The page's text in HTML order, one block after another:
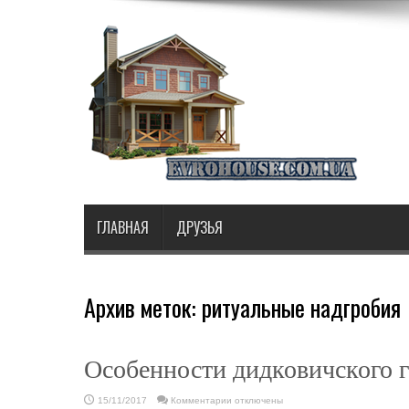
ГЛАВНАЯ ДРУЗЬЯ
Архив меток: ритуальные надгробия
Особенности дидковичского
15/11/2017 Комментарии отключены